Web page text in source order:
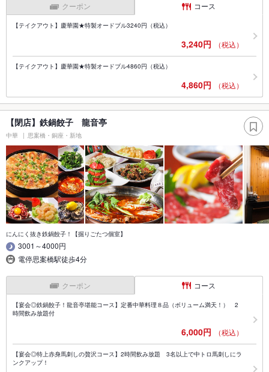
クーポン コース
【テイクアウト】慶華園★特製オードブル3240円（税込）
3,240円 （税込）
【テイクアウト】慶華園★特製オードブル4860円（税込）
4,860円 （税込）
【閉店】鉄鍋餃子 龍音亭
中華 思案橋・銅座・新地
にんにく抜き鉄鍋餃子！【掘りごたつ個室】
3001～4000円
電停思案橋駅徒歩4分
クーポン コース
【宴会◎鉄鍋餃子！龍音亭堪能コース】定番中華料理８品（ボリューム満天！） 2
時間飲み放題付
6,000円 （税込）
【宴会◎特上赤身馬刺しの贅沢コース】2時間飲み放題 3名以上で中トロ馬刺しにラ
ンクアップ！